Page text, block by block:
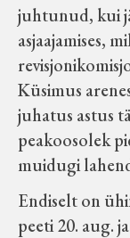
juhtunud, kui
asjaajamises,
Küsimus
juhatus astus
peakoosolek
muidugi
Endiselt on
peeti 20. aug.